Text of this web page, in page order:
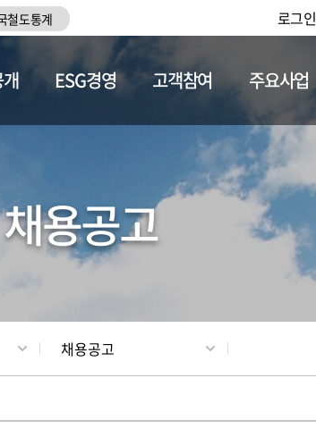
철도통계 로그인
채용정보
ESG경영 고객참여 주요사업
채용공고
채용공고